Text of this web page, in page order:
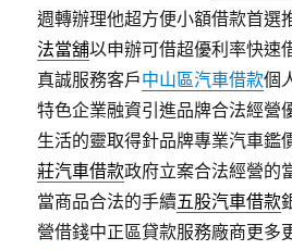
週轉辦理他超方便小額借款首選
法當舖以申辦可借超優利率快速
真誠服務客戶中山區汽車借款個
特色企業融資引進品牌合法經營
生活的靈取得針品牌專業汽車鑑
莊汽車借款政府立案合法經營的
當商品合法的手續五股汽車借款
營借錢中正區貸款服務廠商更多